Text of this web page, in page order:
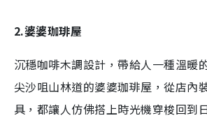
2.婆婆珈琲屋
沉穩咖啡木調設計，帶給人一種溫暖
尖沙咀山林道的婆婆珈琲屋，從店內
具，都讓人仿佛搭上時光機穿梭回到